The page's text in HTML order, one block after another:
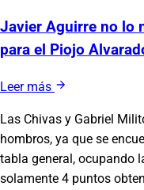
Javier Aguirre no lo
para el Piojo
Leer más
Las Chivas y Gabriel
hombros, ya que se
tabla general, ocupando
solamente 4 puntos